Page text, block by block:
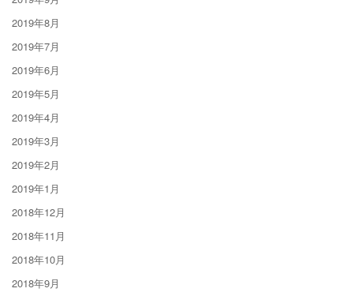
2019年8月
2019年7月
2019年6月
2019年5月
2019年4月
2019年3月
2019年2月
2019年1月
2018年12月
2018年11月
2018年10月
2018年9月